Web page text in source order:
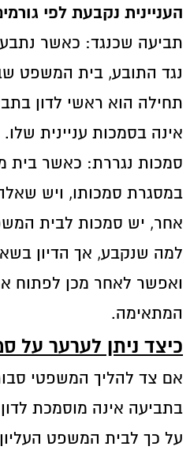
העניינית נקבעת לפי
תביעה שכנגד: כאשר
נגד התובע, בית המשפט
תחילה הוא ראשי לדון
אינה בסמכות עניינית שלו.
סמכות נגררת: כאשר בית
במסגרת סמכותו, ויש
אחר, יש סמכות לבית
למה שנקבע, אך הדיון
ואפשר לאחר מכן לפתוח
המתאימה.
כיצד ניתן לערער על
אם צד להליך המשפטי
בתביעה אינה מוסמכת
על כך לבית המשפט העליון.